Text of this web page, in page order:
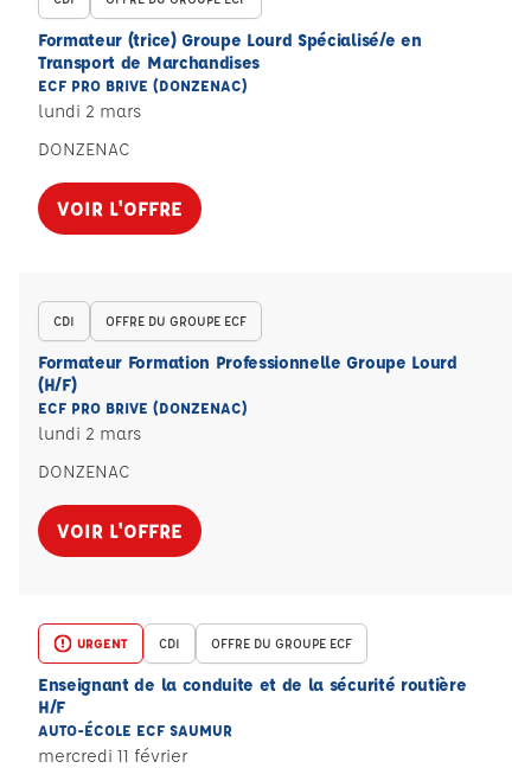
Formateur (trice) Groupe Lourd Spécialisé/e en
Transport de Marchandises
ECF PRO BRIVE (DONZENAC)
lundi 2 mars
DONZENAC
VOIR L'OFFRE
CDI OFFRE DU GROUPE ECF
Formateur Formation Professionnelle Groupe Lourd
(H/F)
ECF PRO BRIVE (DONZENAC)
lundi 2 mars
DONZENAC
VOIR L'OFFRE
URGENT CDI OFFRE DU GROUPE ECF
Enseignant de la conduite et de la sécurité routière
H/F
AUTO-ÉCOLE ECF SAUMUR
mercredi 11 février